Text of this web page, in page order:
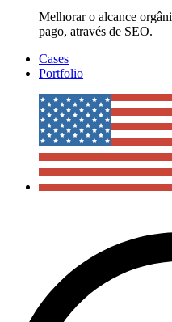
Melhorar o alcance
pago, através de SEO.
Cases
Portfolio